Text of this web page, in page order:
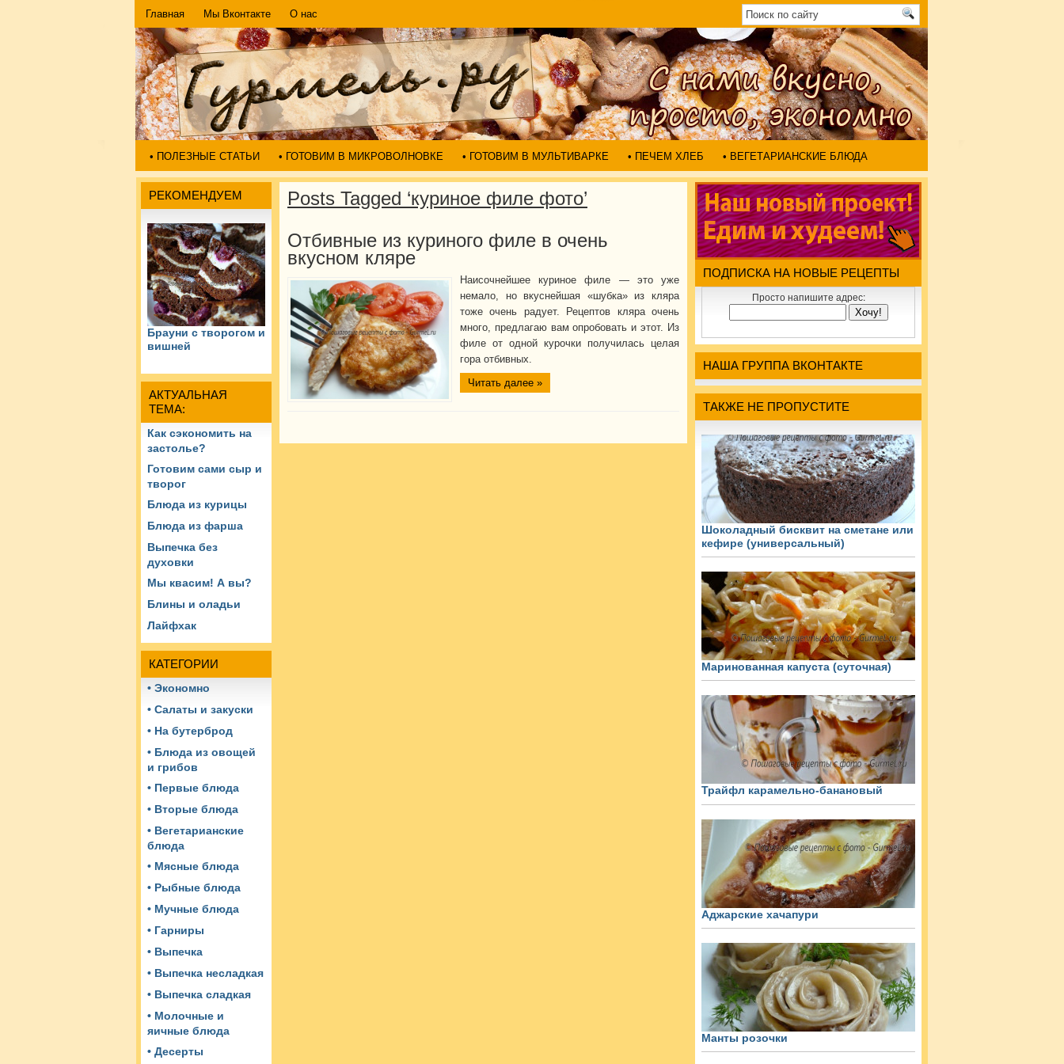
Главная Мы Вконтакте О нас
• ПОЛЕЗНЫЕ СТАТЬИ • ГОТОВИМ В МИКРОВОЛНОВКЕ • ГОТОВИМ В МУЛЬТИВАРКЕ • ПЕЧЕМ ХЛЕБ • ВЕГЕТАРИАНСКИЕ БЛЮДА
РЕКОМЕНДУЕМ
Брауни с творогом и
вишней
АКТУАЛЬНАЯ
ТЕМА:
Как сэкономить на
застолье?
Готовим сами сыр и
творог
Блюда из курицы
Блюда из фарша
Выпечка без
духовки
Мы квасим! А вы?
Блины и оладьи
Лайфхак
КАТЕГОРИИ
• Экономно
• Салаты и закуски
• На бутерброд
• Блюда из овощей
и грибов
• Первые блюда
• Вторые блюда
• Вегетарианские
блюда
• Мясные блюда
• Рыбные блюда
• Мучные блюда
• Гарниры
• Выпечка
• Выпечка несладкая
• Выпечка сладкая
• Молочные и
яичные блюда
• Десерты
Posts Tagged ‘куриное филе фото’
Отбивные из куриного филе в очень
вкусном кляре
Наисочнейшее куриное филе — это уже
немало, но вкуснейшая «шубка» из кляра
тоже очень радует. Рецептов кляра очень
много, предлагаю вам опробовать и этот. Из
филе от одной курочки получилась целая
гора отбивных.
Читать далее »
ПОДПИСКА НА НОВЫЕ РЕЦЕПТЫ
Просто напишите адрес:
НАША ГРУППА ВКОНТАКТЕ
ТАКЖЕ НЕ ПРОПУСТИТЕ
Шоколадный бисквит на сметане или
кефире (универсальный)
Маринованная капуста (суточная)
Трайфл карамельно-банановый
Аджарские хачапури
Манты розочки